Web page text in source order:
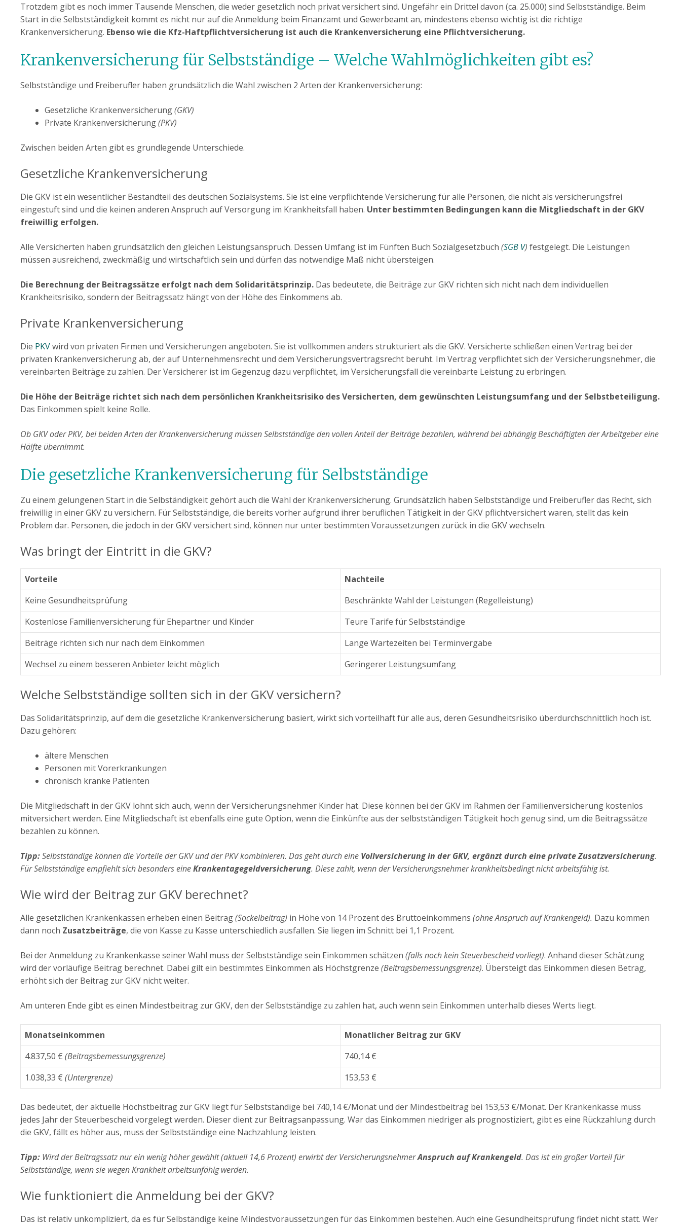
Trotzdem gibt es noch immer Tausende Menschen, die weder gesetzlich noch privat versichert sind. Ungefähr ein Drittel davon (ca. 25.000) sind Selbstständige. Beim
Start in die Selbstständigkeit kommt es nicht nur auf die Anmeldung beim Finanzamt und Gewerbeamt an, mindestens ebenso wichtig ist die richtige
Krankenversicherung. Ebenso wie die Kfz-Haftpflichtversicherung ist auch die Krankenversicherung eine Pflichtversicherung.
Krankenversicherung für Selbstständige – Welche Wahlmöglichkeiten gibt es?
Selbstständige und Freiberufler haben grundsätzlich die Wahl zwischen 2 Arten der Krankenversicherung:
Gesetzliche Krankenversicherung(GKV)
Private Krankenversicherung(PKV)
Zwischen beiden Arten gibt es grundlegende Unterschiede.
Gesetzliche Krankenversicherung
Die GKV ist ein wesentlicher Bestandteil des deutschen Sozialsystems. Sie ist eine verpflichtende Versicherung für alle Personen, die nicht als versicherungsfrei
eingestuft sind und die keinen anderen Anspruch auf Versorgung im Krankheitsfall haben. Unter bestimmten Bedingungen kann die Mitgliedschaft in der GKV
freiwillig erfolgen.
Alle Versicherten haben grundsätzlich den gleichen Leistungsanspruch. Dessen Umfang ist im Fünften Buch Sozialgesetzbuch (SGB V) festgelegt. Die Leistungen
müssen ausreichend, zweckmäßig und wirtschaftlich sein und dürfen das notwendige Maß nicht übersteigen.
Die Berechnung der Beitragssätze erfolgt nach dem Solidaritätsprinzip. Das bedeutete, die Beiträge zur GKV richten sich nicht nach dem individuellen
Krankheitsrisiko, sondern der Beitragssatz hängt von der Höhe des Einkommens ab.
Private Krankenversicherung
Die PKVwird von privaten Firmen und Versicherungen angeboten. Sie ist vollkommen anders strukturiert als die GKV. Versicherte schließen einen Vertrag bei der
privaten Krankenversicherung ab, der auf Unternehmensrecht und dem Versicherungsvertragsrecht beruht. Im Vertrag verpflichtet sich der Versicherungsnehmer, die
vereinbarten Beiträge zu zahlen. Der Versicherer ist im Gegenzug dazu verpflichtet, im Versicherungsfall die vereinbarte Leistung zu erbringen.
Die Höhe der Beiträge richtet sich nach dem persönlichen Krankheitsrisiko des Versicherten, dem gewünschten Leistungsumfang und der Selbstbeteiligung.
Das Einkommen spielt keine Rolle.
Ob GKV oder PKV, bei beiden Arten der Krankenversicherung müssen Selbstständige den vollen Anteil der Beiträge bezahlen, während bei abhängig Beschäftigten der Arbeitgeber eine
Hälfte übernimmt.
Die gesetzliche Krankenversicherung für Selbstständige
Zu einem gelungenen Start in die Selbständigkeit gehört auch die Wahl der Krankenversicherung. Grundsätzlich haben Selbstständige und Freiberufler das Recht, sich
freiwillig in einer GKV zu versichern. Für Selbstständige, die bereits vorher aufgrund ihrer beruflichen Tätigkeit in der GKV pflichtversichert waren, stellt das kein
Problem dar. Personen, die jedoch in der GKV versichert sind, können nur unter bestimmten Voraussetzungen zurück in die GKV wechseln.
Was bringt der Eintritt in die GKV?
Vorteile
Nachteile
Keine Gesundheitsprüfung
Beschränkte Wahl der Leistungen (Regelleistung)
Kostenlose Familienversicherung für Ehepartner und Kinder
Teure Tarife für Selbstständige
Beiträge richten sich nur nach dem Einkommen
Lange Wartezeiten bei Terminvergabe
Wechsel zu einem besseren Anbieter leicht möglich
Geringerer Leistungsumfang
Welche Selbstständige sollten sich in der GKV versichern?
Das Solidaritätsprinzip, auf dem die gesetzliche Krankenversicherung basiert, wirkt sich vorteilhaft für alle aus, deren Gesundheitsrisiko überdurchschnittlich hoch ist.
Dazu gehören:
ältere Menschen
Personen mit Vorerkrankungen
chronisch kranke Patienten
Die Mitgliedschaft in der GKV lohnt sich auch, wenn der Versicherungsnehmer Kinder hat. Diese können bei der GKV im Rahmen der Familienversicherung kostenlos
mitversichert werden. Eine Mitgliedschaft ist ebenfalls eine gute Option, wenn die Einkünfte aus der selbstständigen Tätigkeit hoch genug sind, um die Beitragssätze
bezahlen zu können.
Tipp:Selbstständige können die Vorteile der GKV und der PKV kombinieren. Das geht durch eine Vollversicherung in der GKV, ergänzt durch eine private Zusatzversicherung.
Für Selbstständige empfiehlt sich besonders eineKrankentagegeldversicherung. Diese zahlt, wenn der Versicherungsnehmer krankheitsbedingt nicht arbeitsfähig ist.
Wie wird der Beitrag zur GKV berechnet?
Alle gesetzlichen Krankenkassen erheben einen Beitrag(Sockelbeitrag) in Höhe von 14 Prozent des Bruttoeinkommens (ohne Anspruch auf Krankengeld). Dazu kommen
dann noch Zusatzbeiträge, die von Kasse zu Kasse unterschiedlich ausfallen. Sie liegen im Schnitt bei 1,1 Prozent.
Bei der Anmeldung zu Krankenkasse seiner Wahl muss der Selbstständige sein Einkommen schätzen (falls noch kein Steuerbescheid vorliegt). Anhand dieser Schätzung
wird der vorläufige Beitrag berechnet. Dabei gilt ein bestimmtes Einkommen als Höchstgrenze (Beitragsbemessungsgrenze). Übersteigt das Einkommen diesen Betrag,
erhöht sich der Beitrag zur GKV nicht weiter.
Am unteren Ende gibt es einen Mindestbeitrag zur GKV, den der Selbstständige zu zahlen hat, auch wenn sein Einkommen unterhalb dieses Werts liegt.
Monatseinkommen
Monatlicher Beitrag zur GKV
4.837,50 € (Beitragsbemessungsgrenze)
740,14 €
1.038,33 € (Untergrenze) 153,53 €
Das bedeutet, der aktuelle Höchstbeitrag zur GKV liegt für Selbstständige bei 740,14 €/Monat und der Mindestbeitrag bei 153,53 €/Monat. Der Krankenkasse muss
jedes Jahr der Steuerbescheid vorgelegt werden. Dieser dient zur Beitragsanpassung. War das Einkommen niedriger als prognostiziert, gibt es eine Rückzahlung durch
die GKV, fällt es höher aus, muss der Selbstständige eine Nachzahlung leisten.
Tipp: Wird der Beitragssatz nur ein wenig höher gewählt (aktuell 14,6 Prozent) erwirbt der VersicherungsnehmerAnspruch auf Krankengeld. Das ist ein großer Vorteil für
Selbstständige, wenn sie wegen Krankheit arbeitsunfähig werden.
Wie funktioniert die Anmeldung bei der GKV?
Das ist relativ unkompliziert, da es für Selbständige keine Mindestvoraussetzungen für das Einkommen bestehen. Auch eine Gesundheitsprüfung findet nicht statt. Wer